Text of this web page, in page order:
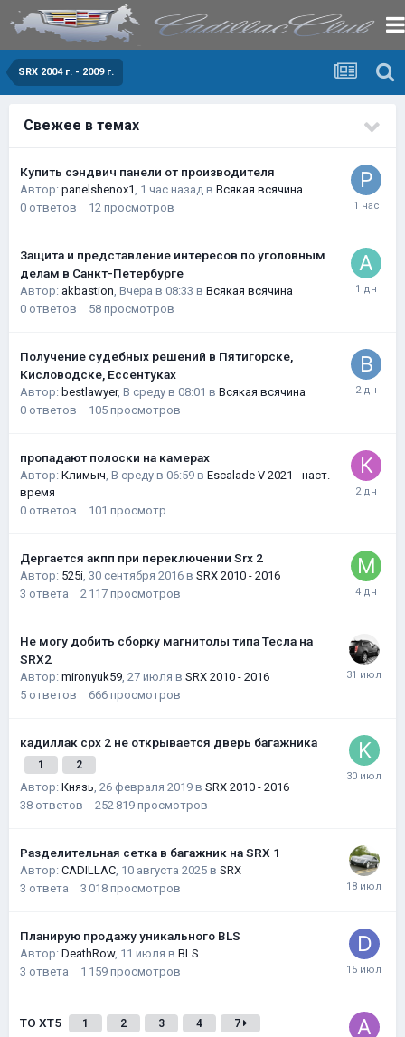
SRX 2004 г. - 2009 г.
Свежее в темах
Купить сэндвич панели от производителя
Автор: panelshenox1, 1 час назад в Всякая всячина
0 ответов 12 просмотров
Защита и представление интересов по уголовным
делам в Санкт-Петербурге
Автор: akbastion, Вчера в 08:33 в Всякая всячина
0 ответов 58 просмотров
Получение судебных решений в Пятигорске,
Кисловодске, Ессентуках
Автор: bestlawyer, В среду в 08:01 в Всякая всячина
0 ответов 105 просмотров
пропадают полоски на камерах
Автор: Климыч, В среду в 06:59 в Escalade V 2021 - наст.
время
0 ответов 101 просмотр
Дергается акпп при переключении Srx 2
Автор: 525i, 30 сентября 2016 в SRX 2010 - 2016
3 ответа 2 117 просмотров
Не могу добить сборку магнитолы типа Тесла на
SRX2
Автор: mironyuk59, 27 июля в SRX 2010 - 2016
5 ответов 666 просмотров
кадиллак срх 2 не открывается дверь багажника
1 2
Автор: Князь, 26 февраля 2019 в SRX 2010 - 2016
38 ответов 252 819 просмотров
Разделительная сетка в багажник на SRX 1
Автор: CADILLAC, 10 августа 2025 в SRX
3 ответа 3 018 просмотров
Планирую продажу уникального BLS
Автор: DeathRow, 11 июля в BLS
3 ответа 1 159 просмотров
ТО XT5 1 2 3 4 7